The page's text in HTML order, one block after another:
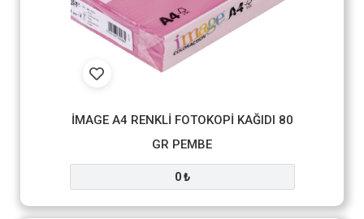
İMAGE A4 RENKLİ FOTOKOPİ KAĞIDI 80
GR PEMBE
0 ₺